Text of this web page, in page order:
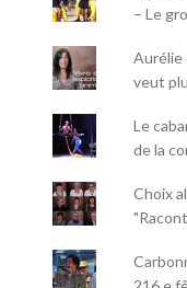
– Le
Aurélie
veut
Le
de la
Choix